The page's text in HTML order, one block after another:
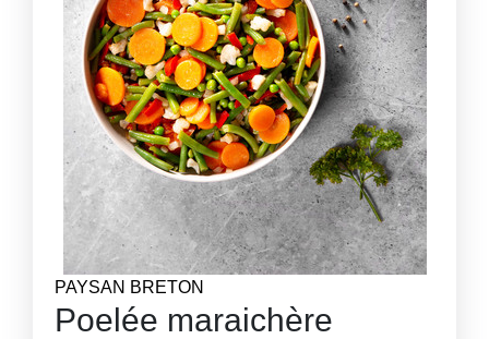
PAYSAN BRETON
Poelée maraichère